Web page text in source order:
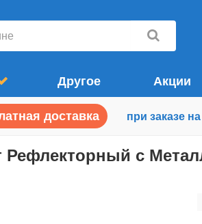
Другое Акции
доставка при заказе
c